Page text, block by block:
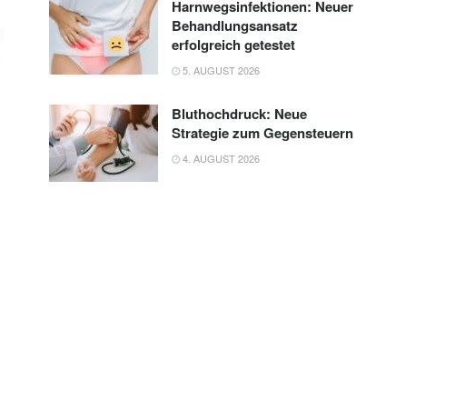
Harnwegsinfektionen: Neuer
Behandlungsansatz
erfolgreich getestet
5. AUGUST 2026
Bluthochdruck: Neue
Strategie zum Gegensteuern
4. AUGUST 2026